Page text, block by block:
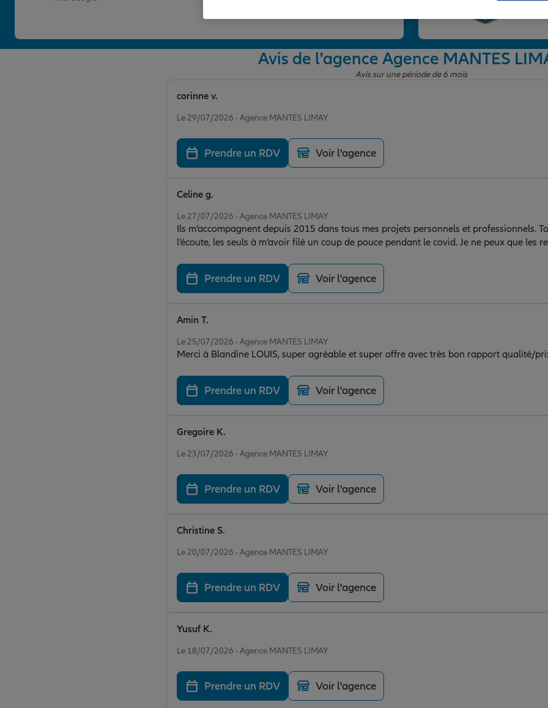
Avis de l'agence Agence MANTES
Avis sur une période de 6 mois
Le 29/07/2026 - Agence MANTES LIMAY
corinne v.
Prendre un RDV Voir l'agence
Le 27/07/2026 - Agence MANTES LIMAY
Ils m’accompagnent depuis 2015 dans tous mes projets personnels et professionnels.
l’écoute, les seuls à m’avoir filé un coup de pouce pendant le covid. Je ne peux que les
Celine g.
Prendre un RDV Voir l'agence
Le 25/07/2026 - Agence MANTES LIMAY
Merci à Blandine LOUIS, super agréable et super offre avec très bon rapport qualité/
Amin T.
Prendre un RDV Voir l'agence
Le 23/07/2026 - Agence MANTES LIMAY
Gregoire K.
Prendre un RDV Voir l'agence
Le 20/07/2026 - Agence MANTES LIMAY
Christine S.
Prendre un RDV Voir l'agence
Le 18/07/2026 - Agence MANTES LIMAY
Yusuf K.
Prendre un RDV Voir l'agence